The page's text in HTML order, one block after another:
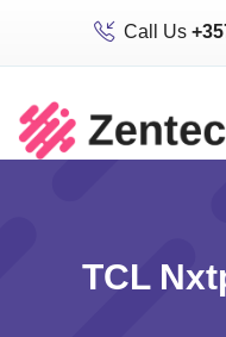
Call Us
TCL